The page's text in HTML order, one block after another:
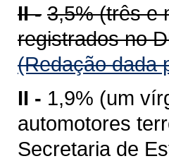
II - 3,5% (três e
registrados no
(Redação dada
II - 1,9% (um
automotores
Secretaria de